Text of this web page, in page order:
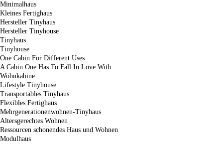
Minimalhaus
Kleines Fertighaus
Hersteller Tinyhaus
Hersteller Tinyhouse
Tinyhaus
Tinyhouse
One Cabin For Different Uses
A Cabin One Has To Fall In Love With
Wohnkabine
Lifestyle Tinyhouse
Transportables Tinyhaus
Flexibles Fertighaus
Mehrgenerationenwohnen-Tinyhaus
Altersgerechtes Wohnen
Ressourcen schonendes Haus und Wohnen
Modulhaus